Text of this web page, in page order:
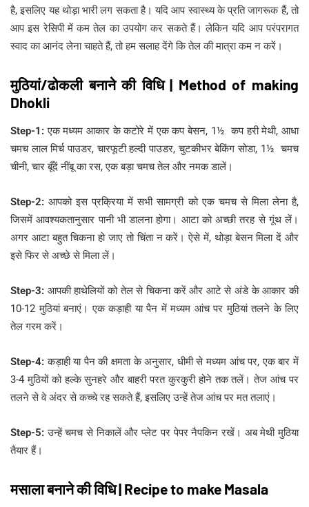
है, इसलिए यह थोड़ा भारी लग सकता है। यदि आप स्वास्थ्य के प्रति जागरूक हैं, तो
आप इस रेसिपी में कम तेल का उपयोग कर सकते हैं। लेकिन यदि आप परंपरागत
स्वाद का आनंद लेना चाहते हैं, तो हम सलाह देंगे कि तेल की मात्रा कम न करें।
मुठियां/ढोकली बनाने की विधि | Method of making
Dhokli
Step-1:एक मध्यम आकार के कटोरे में एक कप बेसन, 1½ कप हरी मेथी, आधा
चमच लाल मिर्च पाउडर, चारफूटी हल्दी पाउडर, चुटकीभर बेकिंग सोडा, 1½ चमच
चीनी, चार बूँदें नींबू का रस, एक बड़ा चमच तेल और नमक डालें।
Step-2: आपको इस प्रक्रिया में सभी सामग्री को एक चमच से मिला लेना है,
जिसमें आवश्यकतानुसार पानी भी डालना होगा। आटा को अच्छी तरह से गूंथ लें।
अगर आटा बहुत चिकना हो जाए तो चिंता न करें। ऐसे में, थोड़ा बेसन मिला दें और
इसे फिर से अच्छे से मिला लें।
Step-3: आपकी हाथेलियों को तेल से चिकना करें और आटे से अंडे के आकार की
10-12 मुठियां बनाएं। एक कड़ाही या पैन में मध्यम आंच पर मुठियां तलने के लिए
तेल गरम करें।
Step-4:कड़ाही या पैन की क्षमता के अनुसार, धीमी से मध्यम आंच पर, एक बार में
3-4 मुठियों को हल्के सुनहरे और बाहरी परत कुरकुरी होने तक तलें। तेज आंच पर
तलने से वे अंदर से कच्चे रह सकते हैं, इसलिए उन्हें तेज आंच पर मत तलाएं।
Step-5:उन्हें चमच से निकालें और प्लेट पर पेपर नैपकिन रखें। अब मेथी मुठिया
तैयार हैं।
मसाला बनाने की विधि | Recipe to make Masala